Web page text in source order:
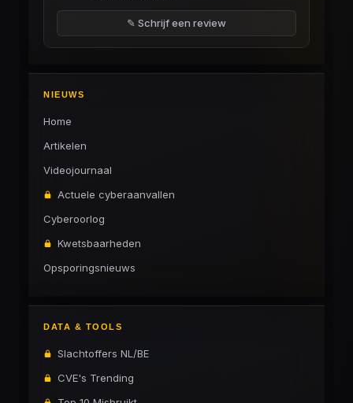
✎ Schrijf een review
NIEUWS
Home
Artikelen
Videojournaal
Actuele cyberaanvallen
Cyberoorlog
Kwetsbaarheden
Opsporingsnieuws
DATA & TOOLS
Slachtoffers NL/BE
CVE's Trending